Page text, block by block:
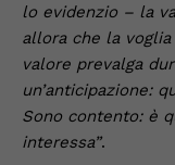
lo evidenzio – la
allora che la
valore prevalga
un’anticipazione:
Sono contento: è
interessa”.